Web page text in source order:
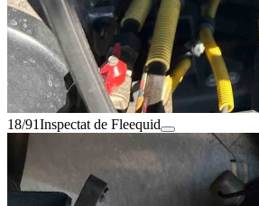
18/91Inspectat de Fleequid